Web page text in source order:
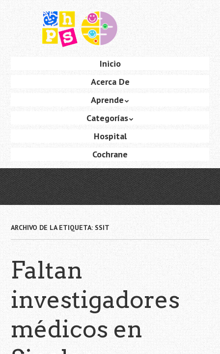
principal
Inicio
Acerca De
Aprende
Categorías
Hospital
Cochrane
ARCHIVO DE LA ETIQUETA: SSIT
Faltan
investigadores
médicos en